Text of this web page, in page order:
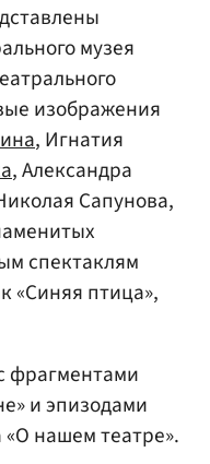
музея
изображения
, Игнатия
, Александра
Сапунова,
спектаклям
«Синяя птица»,
фрагментами
и эпизодами
нашем театре».